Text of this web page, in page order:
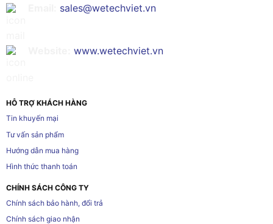
sales@wetechviet.vn
www.wetechviet.vn
HỖ TRỢ KHÁCH HÀNG
Tin khuyến mại
Tư vấn sản phẩm
Hướng dẫn mua hàng
Hình thức thanh toán
CHÍNH SÁCH CÔNG TY
Chính sách bảo hành, đổi trả
Chính sách giao nhận